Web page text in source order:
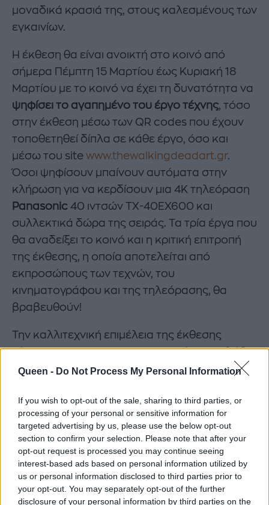
Queen - Do Not Process My Personal Information
If you wish to opt-out of the sale, sharing to third parties, or
processing of your personal or sensitive information for
targeted advertising by us, please use the below opt-out
section to confirm your selection. Please note that after your
opt-out request is processed you may continue seeing
interest-based ads based on personal information utilized by
us or personal information disclosed to third parties prior to
your opt-out. You may separately opt-out of the further
disclosure of your personal information by third parties on the
μοναδικά κρασιά της, στους καλεσμένους των
εγκαινίων.
Η έκθεση θα είναι ανοικτή στο κοινό από
σήμερα Πέμπτη 15 Μαρτίου έως Κυριακή 18
Μαρτίου με το κοινό να έχει τη δυνατότητα να
ψηφίσει το αγαπημένο του έργο τέχνης, τόσο
στην έκθεση μέσω των QR codes που έχουν
τοποθετηθεί δίπλα σε κάθε έργο, όσο και
μέσω του site www.thewalkingdeadart.gr.
Όσοι ψηφίσουν μπαίνουν αυτόματα στην
κλήρωση για να κερδίσουν μια 4K τηλεόραση
Panasonic 40 ιντσών ΤΧ-40ΕΧ600 και
συλλεκτικά δώρα της σειράς. Τα τρία έργα που
θα αναδείξει το κοινό και η κριτική επιτροπή
της έκθεσης, η οποία αποτελείται από
εκπροσώπους των τεχνών, του
κινηματογράφου και της τηλεόρασης, θα
βραβευθούν!
Την καλλιτεχνική επιμέλεια της έκθεσης
τέχνης «The Walking Dead ART» έχει αναλάβει
η M art. H ενέργεια διεξάγεται υπό την αιγίδα
Πολιτισμού του Δήμου Αθηναίων Athens
Culture Net, το οποίο λειτουργεί με ιδρυτικό
δωρητή το Ίδρυμα Σταύρος Νιάρχος.
Ώρες Λειτουργίας Έκθεσης The Walking Dead
ART